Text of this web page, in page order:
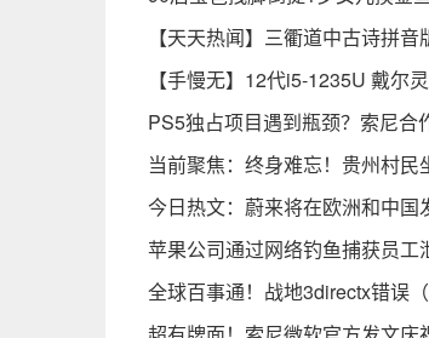
【天天热闻】三衢道中古诗拼
【手慢无】12代i5-1235U 戴尔
PS5独占项目遇到瓶颈？索尼合
当前聚焦：终身难忘！贵州村
今日热文：蔚来将在欧洲和中
苹果公司通过网络钓鱼捕获员工
全球百事通！战地3directx错误（